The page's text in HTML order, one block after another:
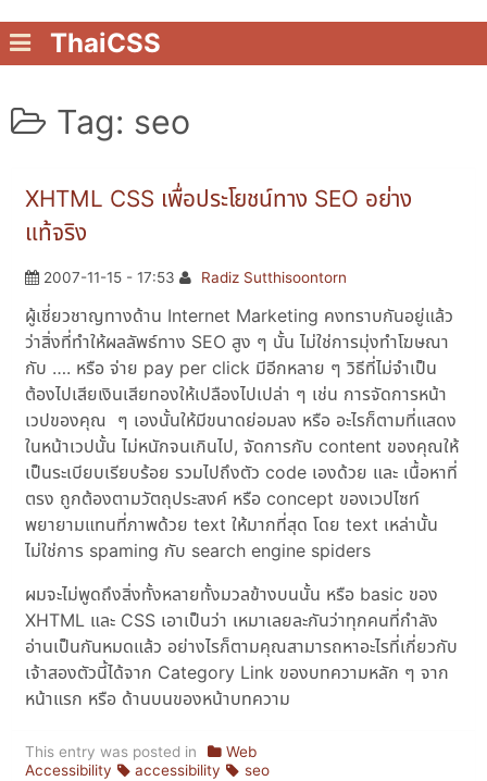
ThaiCSS
Tag: seo
XHTML CSS เพื่อประโยชน์ทาง SEO อย่าง
แท้จริง
2007-11-15 - 17:53 Radiz Sutthisoontorn
ผู้เชี่ยวชาญทางด้าน Internet Marketing คงทราบกันอยู่แล้ว
ว่าสิ่งที่ทำให้ผลลัพธ์ทาง SEO สูง ๆ นั้น ไม่ใช่การมุ่งทำโฆษณา
กับ …. หรือ จ่าย pay per click มีอีกหลาย ๆ วิธีที่ไม่จำเป็น
ต้องไปเสียเงินเสียทองให้เปลืองไปเปล่า ๆ เช่น การจัดการหน้า
เวปของคุณ ๆ เองนั้นให้มีขนาดย่อมลง หรือ อะไรก็ตามที่แสดง
ในหน้าเวปนั้น ไม่หนักจนเกินไป, จัดการกับ content ของคุณให้
เป็นระเบียบเรียบร้อย รวมไปถึงตัว code เองด้วย และ เนื้อหาที่
ตรง ถูกต้องตามวัตถุประสงค์ หรือ concept ของเวปไซท์
พยายามแทนที่ภาพด้วย text ให้มากที่สุด โดย text เหล่านั้น
ไม่ใช่การ spaming กับ search engine spiders
ผมจะไม่พูดถึงสิ่งทั้งหลายทั้งมวลข้างบนนั้น หรือ basic ของ
XHTML และ CSS เอาเป็นว่า เหมาเลยละกันว่าทุกคนที่กำลัง
อ่านเป็นกันหมดแล้ว อย่างไรก็ตามคุณสามารถหาอะไรที่เกี่ยวกับ
เจ้าสองตัวนี้ได้จาก Category Link ของบทความหลัก ๆ จาก
หน้าแรก หรือ ด้านบนของหน้าบทความ
This entry was posted in
Web
Accessibility
accessibility seo